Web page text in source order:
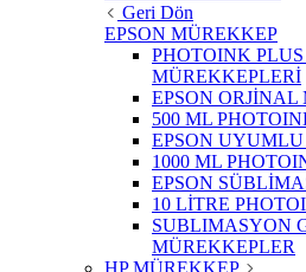
Geri Dön
EPSON MÜREKKEP
PHOTOINK PLUS
MÜREKKEPLERİ
EPSON
500 ML
EPSON
1000 ML
EPSON
10 LİTRE
SUBLIMASYON
MÜREKKEPLER
HP MÜREKKEP